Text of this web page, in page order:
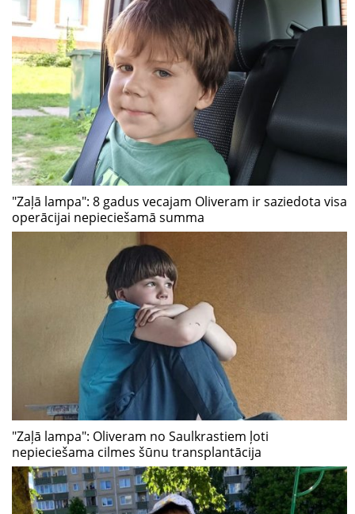
"Zaļā lampa": 8 gadus vecajam Oliveram ir saziedota visa
operācijai nepieciešamā summa
"Zaļā lampa": Oliveram no Saulkrastiem ļoti
nepieciešama cilmes šūnu transplantācija